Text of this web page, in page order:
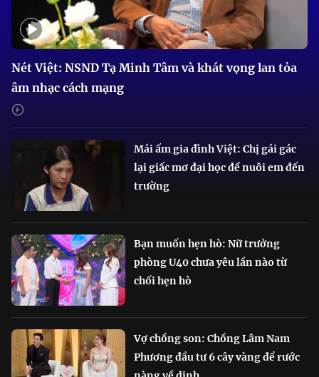
Nét Việt: NSND Tạ Minh Tâm và khát vọng lan tỏa
âm nhạc cách mạng
Mái ấm gia đình Việt: Chị gái gác
lại giấc mơ đại học để nuôi em đến
trường
Bạn muốn hẹn hò: Nữ trưởng
phòng U40 chưa yêu lần nào từ
chối hẹn hò
Vợ chồng son: Chồng Lâm Nam
Phương đầu tư 6 cây vàng để rước